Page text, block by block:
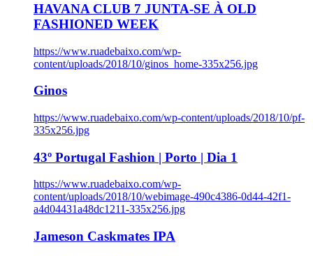
HAVANA CLUB 7 JUNTA-SE À OLD
FASHIONED WEEK
https://www.ruadebaixo.com/wp-
content/uploads/2018/10/ginos_home-335x256.jpg
Ginos
https://www.ruadebaixo.com/wp-content/uploads/2018/10/pf-
335x256.jpg
43º Portugal Fashion | Porto | Dia 1
https://www.ruadebaixo.com/wp-
content/uploads/2018/10/webimage-490c4386-0d44-42f1-
a4d04431a48dc1211-335x256.jpg
Jameson Caskmates IPA